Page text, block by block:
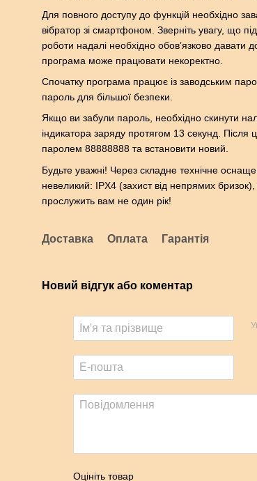
Для повного доступу до функцій необхідно
вібратор зі смартфоном. Зверніть увагу, що
роботи надалі необхідно обов’язково давати
програма може працювати некоректно.
Спочатку програма працює із заводським
пароль для більшої безпеки.
Якщо ви забули пароль, необхідно скинути
індикатора заряду протягом 13 секунд. Після
паролем 88888888 та встановити новий.
Будьте уважні! Через складне технічне
невеликий: IPX4 (захист від непрямих
прослужить вам не один рік!
Доставка Оплата Гарантія
Новий відгук або коментар
Оцініть товар